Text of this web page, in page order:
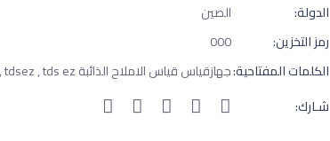
الدولة:
الصين
رمز التخزين:
000
الكلمات المفتاحية:جهازقياس قياس الاملاح الذائبة Conductivity,TDS,TEMP,ez,tds-ez , tdsez , tds ez
شـارك: